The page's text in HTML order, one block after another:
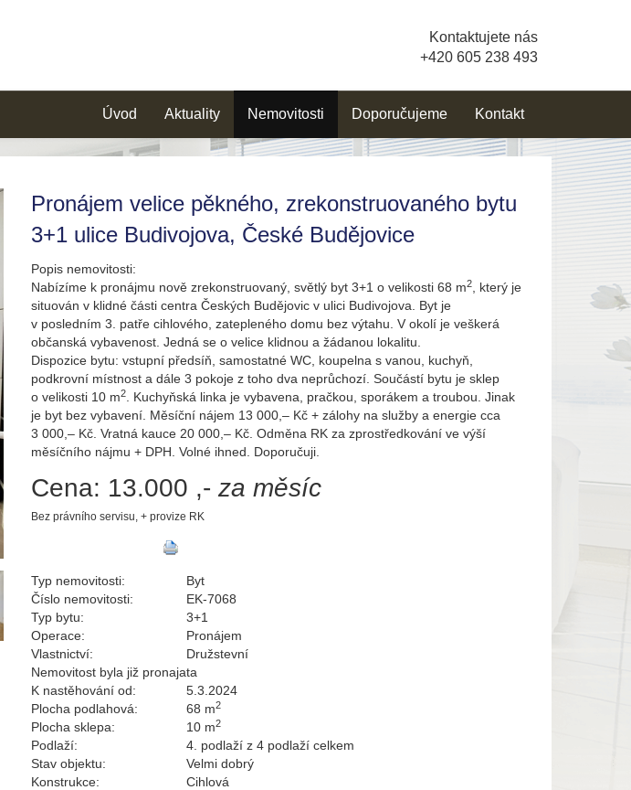
Kontaktujete nás
+420 605 238 493
Úvod Aktuality Nemovitosti Doporučujeme Kontakt
Pronájem velice pěkného, zrekonstruovaného bytu
3+1 ulice Budivojova, České Budějovice
Popis nemovitosti:
Nabízíme k pronájmu nově zrekonstruovaný, světlý byt 3+1 o velikosti 68 m2
, který je
situován v klidné části centra Českých Budějovic v ulici Budivojova. Byt je
v posledním 3. patře cihlového, zatepleného domu bez výtahu. V okolí je veškerá
občanská vybavenost. Jedná se o velice klidnou a žádanou lokalitu.
Dispozice bytu: vstupní předsíň, samostatné WC, koupelna s vanou, kuchyň,
podkrovní místnost a dále 3 pokoje z toho dva neprůchozí. Součástí bytu je sklep
o velikosti 10 m2
. Kuchyňská linka je vybavena, pračkou, sporákem a troubou. Jinak
je byt bez vybavení. Měsíční nájem 13 000,– Kč + zálohy na služby a energie cca
3 000,– Kč. Vratná kauce 20 000,– Kč. Odměna RK za zprostředkování ve výší
měsíčního nájmu + DPH. Volné ihned. Doporučuji.
Cena: 13.000 ,- za měsíc
Bez právního servisu, + provize RK
Typ nemovitosti:
Byt
Číslo nemovitosti:
EK-7068
Typ bytu:
3+1
Operace:
Pronájem
Vlastnictví:
Družstevní
Nemovitost byla již pronajata
K nastěhování od:
5.3.2024
Plocha podlahová:
68 m2
Plocha sklepa: 10 m2
Podlaží:
4. podlaží z 4 podlaží celkem
Stav objektu:
Velmi dobrý
Konstrukce:
Cihlová